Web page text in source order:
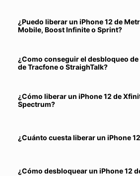
¿Puedo liberar un iPhone 12 de
Mobile, Boost Infinite o Sprint?
¿Como conseguir el desbloqueo de
de Tracfone o StraighTalk?
¿Cómo liberar un iPhone 12 de
Spectrum?
¿Cuánto cuesta liberar un iPhone
¿Cómo desbloquear un iPhone 12